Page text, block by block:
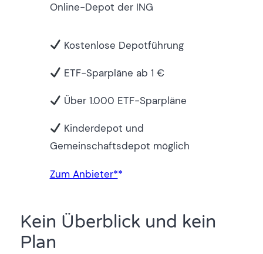
Online-Depot der ING
Kostenlose Depotführung
ETF-Sparpläne ab 1 €
Über 1.000 ETF-Sparpläne
Kinderdepot und
Gemeinschaftsdepot möglich
Zum Anbieter*
Kein Überblick und kein
Plan